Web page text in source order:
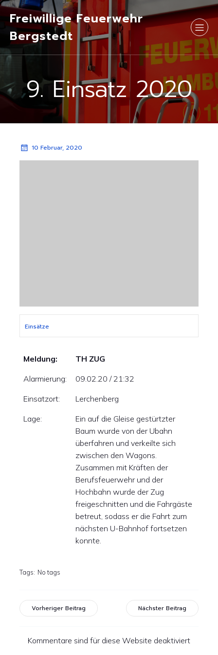
Freiwillige Feuerwehr
Bergstedt
9. Einsatz 2020
10 Februar, 2020
Einsätze
Meldung: TH ZUG
Alarmierung: 09.02.20 / 21:32
Einsatzort: Lerchenberg
Lage:
Ein auf die Gleise gestürtzter
Baum wurde von der Ubahn
überfahren und verkeilte sich
zwischen den Wagons.
Zusammen mit Kräften der
Berufsfeuerwehr und der
Hochbahn wurde der Zug
freigeschnitten und die Fahrgäste
betreut, sodass er die Fahrt zum
nächsten U-Bahnhof fortsetzen
konnte.
Tags: No tags
Vorheriger Beitrag Nächster Beitrag
Kommentare sind für diese Website deaktiviert